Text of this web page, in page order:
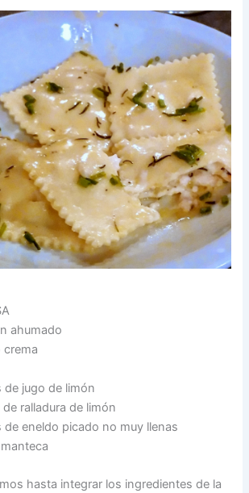
ahumado
crema
jugo de limón
ralladura de limón
eneldo picado no muy llenas
hasta integrar los ingredientes de la